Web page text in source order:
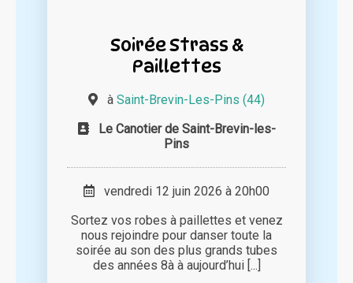
Soirée Strass &
Paillettes
à Saint-Brevin-Les-Pins (44)
Le Canotier de Saint-Brevin-les-
Pins
vendredi 12 juin 2026 à 20h00
Sortez vos robes à paillettes et venez
nous rejoindre pour danser toute la
soirée au son des plus grands tubes
des années 8à à aujourd’hui [...]